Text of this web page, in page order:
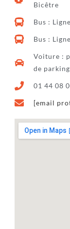
Bicêtre
Bus :
Bus :
Voiture :
de
01 44 08
[email